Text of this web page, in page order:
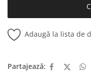
Adaugă la lista de
Partajează: